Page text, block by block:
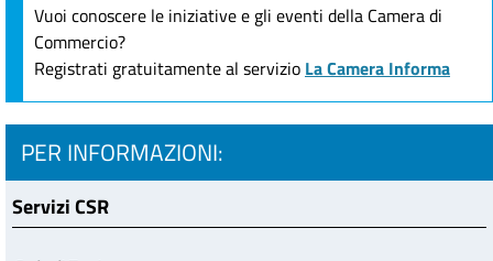
Vuoi conoscere le iniziative e gli eventi della Camera di
Commercio?
Registrati gratuitamente al servizio La Camera Informa
PER INFORMAZIONI:
Servizi CSR